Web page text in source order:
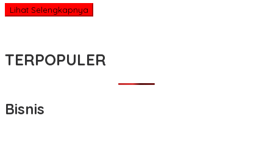
Lihat Selengkapnya
TERPOPULER
Bisnis